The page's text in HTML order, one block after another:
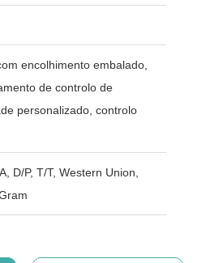
encolhimento embalado,
de controlo de
personalizado, controlo
D/P, T/T, Western Union,